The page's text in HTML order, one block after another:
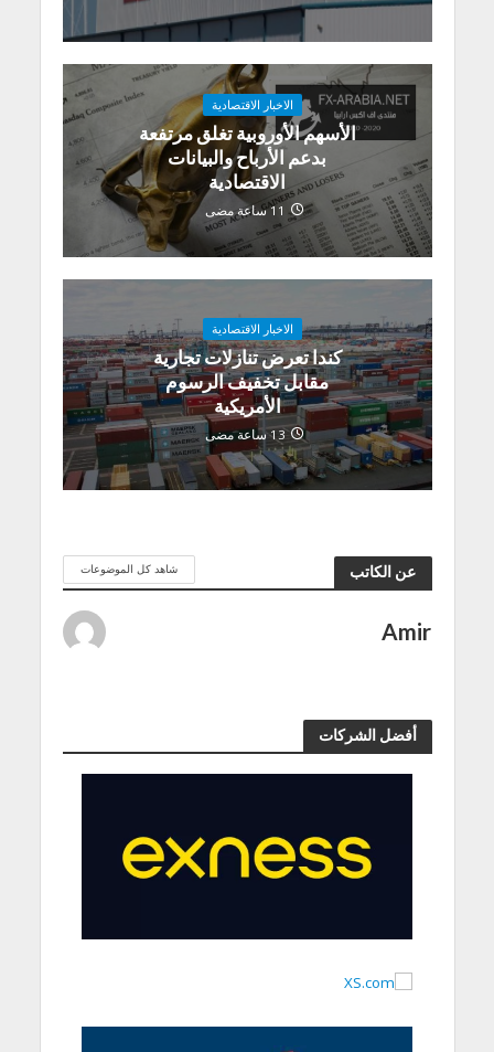
الاخبار الاقتصادية
الأسهم الأوروبية تغلق مرتفعة
بدعم الأرباح والبيانات
الاقتصادية
11 ساعة مضى
الاخبار الاقتصادية
كندا تعرض تنازلات تجارية
مقابل تخفيف الرسوم
الأمريكية
13 ساعة مضى
عن الكاتب شاهد كل الموضوعات
Amir
أفضل الشركات